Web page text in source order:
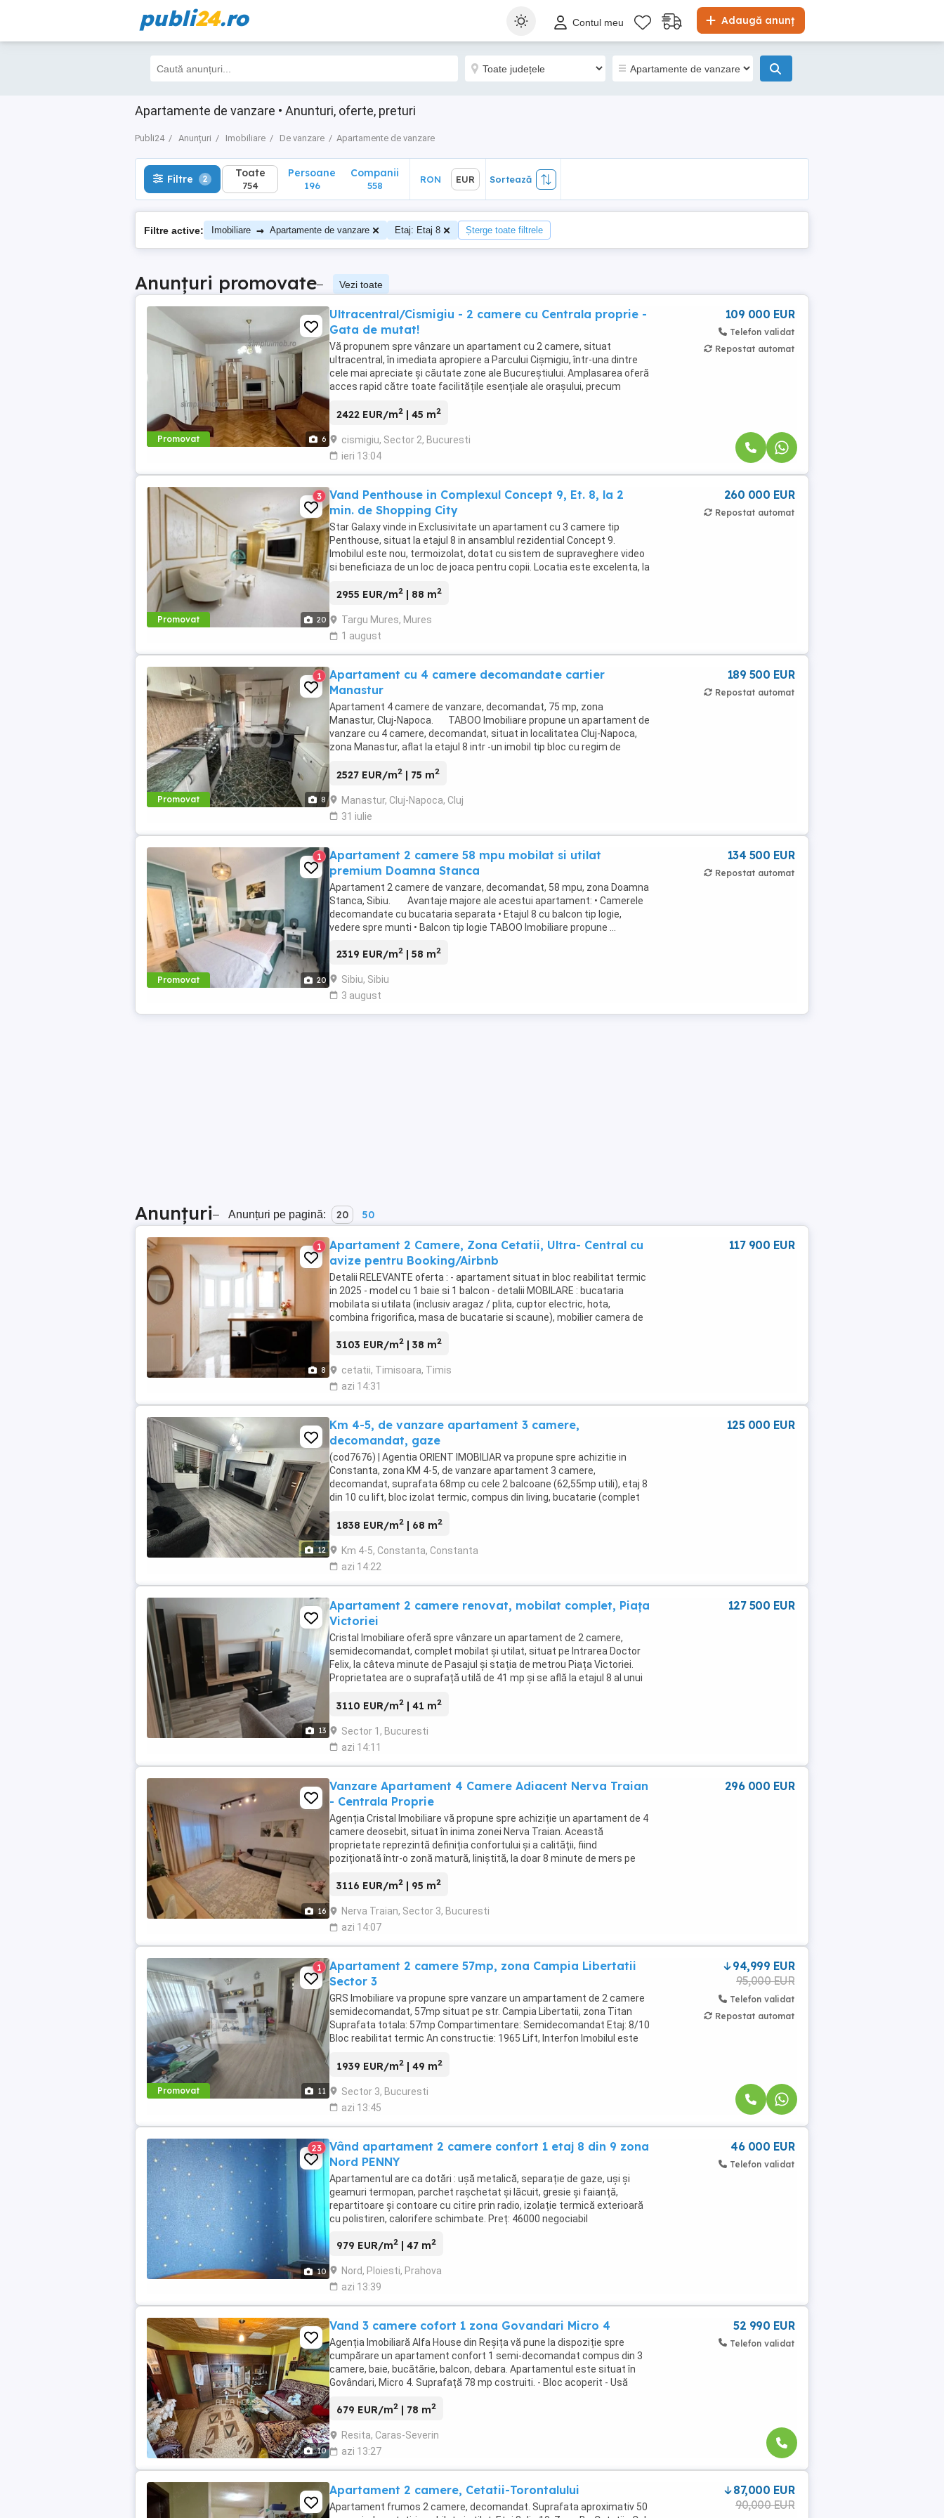
publi24.ro Adaugă anunț
Contul meu
Apartamente de vanzare • Anunturi, oferte, preturi
Publi24 Anunțuri Imobiliare De vanzare Apartamente de vanzare
Filtre 2 Toate
754
Sortează
Filtre 2 Toate
754
Persoane
196
Companii
558
RON EUR Sortează
Filtre active: Imobiliare → Apartamente de vanzare Etaj: Etaj 8 Șterge toate filtrele
Anunțuri promovate– Vezi toate
Promovat 6
Ultracentral/Cismigiu - 2 camere cu Centrala proprie -
Gata de mutat!
Vă propunem spre vânzare un apartament cu 2 camere, situat
ultracentral, în imediata apropiere a Parcului Cișmigiu, într-una dintre
cele mai apreciate și căutate zone ale Bucureștiului. Amplasarea oferă
acces rapid către toate facilitățile esențiale ale orașului, precum
2422 EUR/m2 | 45 m2
cismigiu, Sector 2, Bucuresti
ieri 13:04
109 000 EUR
Telefon validat
Repostat automat
Promovat 20
3
Vand Penthouse in Complexul Concept 9, Et. 8, la 2
min. de Shopping City
Star Galaxy vinde in Exclusivitate un apartament cu 3 camere tip
Penthouse, situat la etajul 8 in ansamblul rezidential Concept 9.
Imobilul este nou, termoizolat, dotat cu sistem de supraveghere video
si beneficiaza de un loc de joaca pentru copii. Locatia este excelenta, la
2955 EUR/m2 | 88 m2
Targu Mures, Mures
1 august
260 000 EUR
Repostat automat
Promovat 8
1
Apartament cu 4 camere decomandate cartier
Manastur
Apartament 4 camere de vanzare, decomandat, 75 mp, zona
Manastur, Cluj-Napoca. TABOO Imobiliare propune un apartament de
vanzare cu 4 camere, decomandat, situat in localitatea Cluj-Napoca,
zona Manastur, aflat la etajul 8 intr -un imobil tip bloc cu regim de
2527 EUR/m2 | 75 m2
Manastur, Cluj-Napoca, Cluj
31 iulie
189 500 EUR
Repostat automat
Promovat 20
1
Apartament 2 camere 58 mpu mobilat si utilat
premium Doamna Stanca
Apartament 2 camere de vanzare, decomandat, 58 mpu, zona Doamna
Stanca, Sibiu. Avantaje majore ale acestui apartament: • Camerele
decomandate cu bucataria separata • Etajul 8 cu balcon tip logie,
vedere spre munti • Balcon tip logie TABOO Imobiliare propune ...
2319 EUR/m2 | 58 m2
Sibiu, Sibiu
3 august
134 500 EUR
Repostat automat
Anunțuri– Anunțuri pe pagină: 20 50
8
1
Apartament 2 Camere, Zona Cetatii, Ultra- Central cu
avize pentru Booking/Airbnb
Detalii RELEVANTE oferta : - apartament situat in bloc reabilitat termic
in 2025 - model cu 1 baie si 1 balcon - detalii MOBILARE : bucataria
mobilata si utilata (inclusiv aragaz / plita, cuptor electric, hota,
combina frigorifica, masa de bucatarie si scaune), mobilier camera de
3103 EUR/m2 | 38 m2
cetatii, Timisoara, Timis
azi 14:31
117 900 EUR
12
Km 4-5, de vanzare apartament 3 camere,
decomandat, gaze
(cod7676) | Agentia ORIENT IMOBILIAR va propune spre achizitie in
Constanta, zona KM 4-5, de vanzare apartament 3 camere,
decomandat, suprafata 68mp cu cele 2 balcoane (62,55mp utili), etaj 8
din 10 cu lift, bloc izolat termic, compus din living, bucatarie (complet
1838 EUR/m2 | 68 m2
Km 4-5, Constanta, Constanta
azi 14:22
125 000 EUR
13
Apartament 2 camere renovat, mobilat complet, Piața
Victoriei
Cristal Imobiliare oferă spre vânzare un apartament de 2 camere,
semidecomandat, complet mobilat și utilat, situat pe Intrarea Doctor
Felix, la câteva minute de Pasajul și stația de metrou Piața Victoriei.
Proprietatea are o suprafață utilă de 41 mp și se află la etajul 8 al unui
3110 EUR/m2 | 41 m2
Sector 1, Bucuresti
azi 14:11
127 500 EUR
16
Vanzare Apartament 4 Camere Adiacent Nerva Traian
- Centrala Proprie
Agenția Cristal Imobiliare vă propune spre achiziție un apartament de 4
camere deosebit, situat în inima zonei Nerva Traian. Această
proprietate reprezintă definiția confortului și a calității, fiind
poziționată într-o zonă matură, liniștită, la doar 8 minute de mers pe
3116 EUR/m2 | 95 m2
Nerva Traian, Sector 3, Bucuresti
azi 14:07
296 000 EUR
Promovat 11
1
Apartament 2 camere 57mp, zona Campia Libertatii
Sector 3
GRS Imobiliare va propune spre vanzare un ampartament de 2 camere
semidecomandat, 57mp situat pe str. Campia Libertatii, zona Titan
Suprafata totala: 57mp Compartimentare: Semidecomandat Etaj: 8/10
Bloc reabilitat termic An constructie: 1965 Lift, Interfon Imobilul este
1939 EUR/m2 | 49 m2
Sector 3, Bucuresti
azi 13:45
94,999 EUR
95,000 EUR
Telefon validat
Repostat automat
10
23
Vând apartament 2 camere confort 1 etaj 8 din 9 zona
Nord PENNY
Apartamentul are ca dotări : ușă metalică, separație de gaze, uși și
geamuri termopan, parchet rașchetat și lăcuit, gresie și faianță,
repartitoare și contoare cu citire prin radio, izolație termică exterioară
cu polistiren, calorifere schimbate. Preț: 46000 negociabil
979 EUR/m2 | 47 m2
Nord, Ploiesti, Prahova
azi 13:39
46 000 EUR
Telefon validat
10
Vand 3 camere cofort 1 zona Govandari Micro 4
Agenția Imobiliară Alfa House din Reșița vă pune la dispoziție spre
cumpărare un apartament confort 1 semi-decomandat compus din 3
camere, baie, bucătărie, balcon, debara. Apartamentul este situat în
Govândari, Micro 4. Suprafață 78 mp costruiti. - Bloc acoperit - Usă
679 EUR/m2 | 78 m2
Resita, Caras-Severin
azi 13:27
52 990 EUR
Telefon validat
Apartament 2 camere, Cetatii-Torontalului
Apartament frumos 2 camere, decomandat. Suprafata aproximativ 50
87,000 EUR
90,000 EUR